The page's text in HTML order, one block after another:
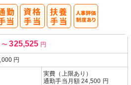
〜 325,525 円
円
実費（上限あり）
通勤手当月額 24,500 円